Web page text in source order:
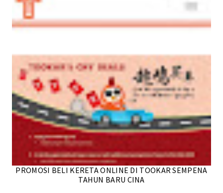
PROMOSI BELI KERETA ONLINE DI TOOKAR SEMPENA
TAHUN BARU CINA